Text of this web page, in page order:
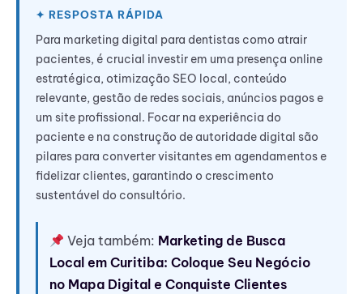
Para marketing digital para dentistas como atrair
pacientes, é crucial investir em uma presença online
estratégica, otimização SEO local, conteúdo
relevante, gestão de redes sociais, anúncios pagos e
um site profissional. Focar na experiência do
paciente e na construção de autoridade digital são
pilares para converter visitantes em agendamentos e
fidelizar clientes, garantindo o crescimento
sustentável do consultório.
Veja também: Marketing de Busca
Local em Curitiba: Coloque Seu Negócio
no Mapa Digital e Conquiste Clientes